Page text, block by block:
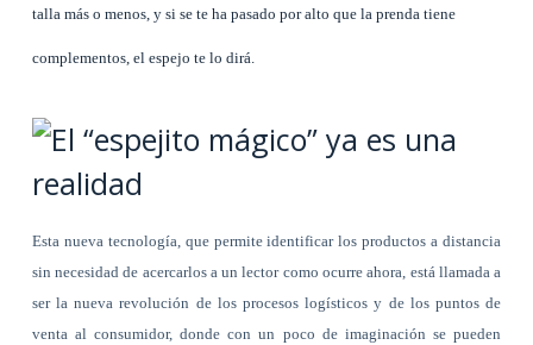
talla más o menos, y si se te ha pasado por alto que la prenda tiene
complementos, el espejo te lo dirá.
Esta nueva tecnología, que permite identificar los productos a distancia
sin necesidad de acercarlos a un lector como ocurre ahora, está llamada a
ser la nueva revolución de los procesos logísticos y de los puntos de
venta al consumidor, donde con un poco de imaginación se pueden